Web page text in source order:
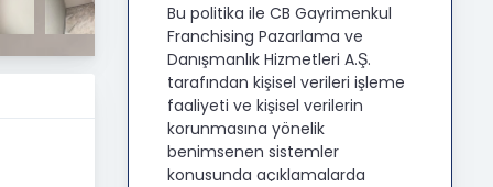
Bu politika ile CB Gayrimenkul
Franchising Pazarlama ve
Danışmanlık Hizmetleri A.Ş.
tarafından kişisel verileri işleme
faaliyeti ve kişisel verilerin
korunmasına yönelik
benimsenen sistemler
konusunda açıklamalarda